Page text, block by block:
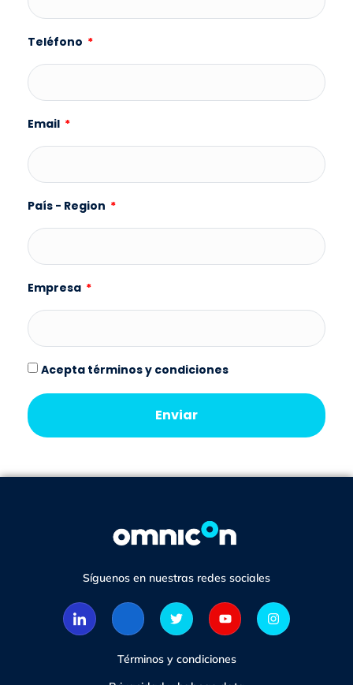
Teléfono
Email
País - Region
Empresa
Acepta términos y condiciones
Enviar
Síguenos en nuestras redes sociales
Términos y condiciones